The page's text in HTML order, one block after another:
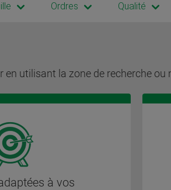
Ordres Qualité
en utilisant la zone de recherche ou
à vos